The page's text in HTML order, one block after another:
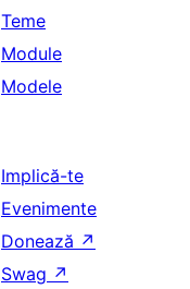
Teme
Module
Modele
Implică-te
Evenimente
Donează ↗
Swag ↗